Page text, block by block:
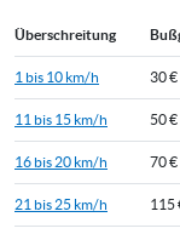
Überschreitung
1 bis 10 km/h 30 €
11 bis 15 km/h 50 €
16 bis 20 km/h 70 €
21 bis 25 km/h 115